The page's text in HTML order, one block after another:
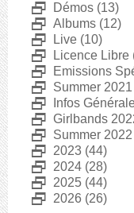
D Démos (13)
D Albums (12)
D Live (10)
D Licence Libre
D Emissions
D Summer 2021
D Infos
D Girlbands
D Summer 2022
D 2023 (44)
D 2024 (28)
D 2025 (44)
D 2026 (26)